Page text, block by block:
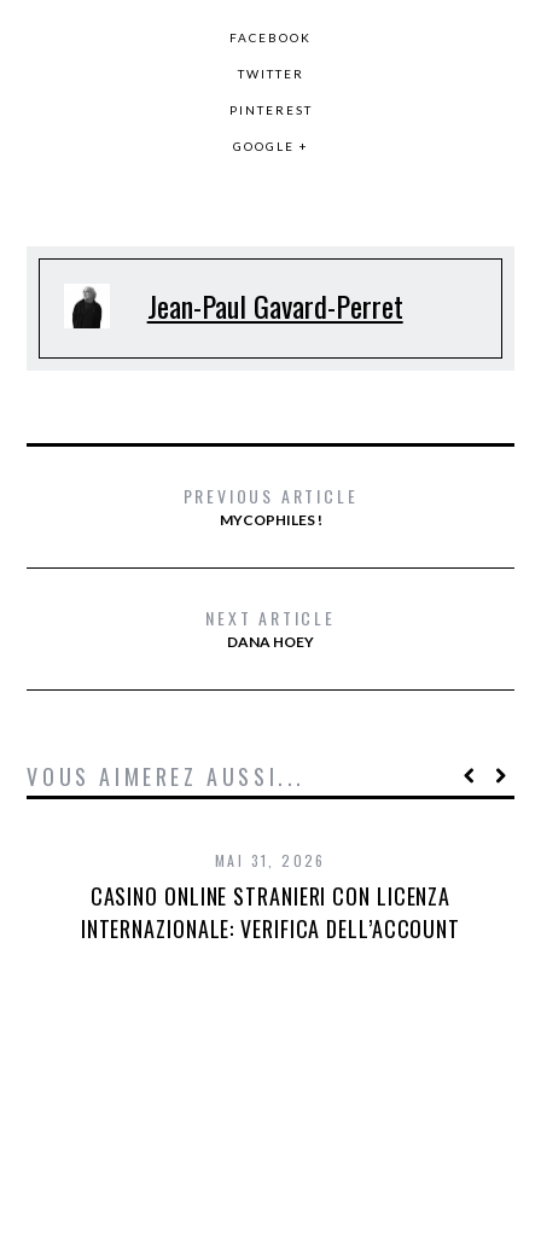
FACEBOOK
TWITTER
PINTEREST
GOOGLE +
Jean-Paul Gavard-Perret
PREVIOUS ARTICLE
MYCOPHILES !
NEXT ARTICLE
DANA HOEY
VOUS AIMEREZ AUSSI...
MAI 31, 2026
CASINO ONLINE STRANIERI CON LICENZA
INTERNAZIONALE: VERIFICA DELL’ACCOUNT